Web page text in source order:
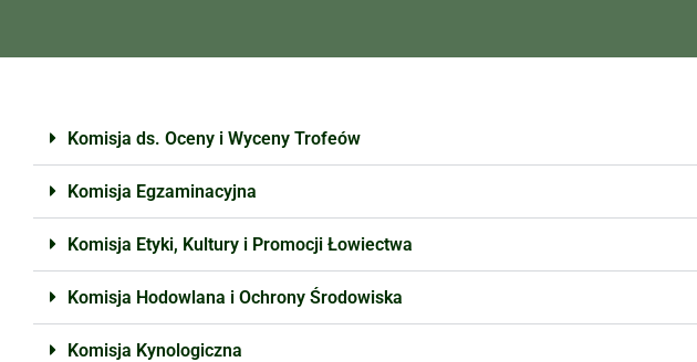
Komisja ds. Oceny i Wyceny Trofeów
Komisja Egzaminacyjna
Komisja Etyki, Kultury i Promocji Łowiectwa
Komisja Hodowlana i Ochrony Środowiska
Komisja Kynologiczna